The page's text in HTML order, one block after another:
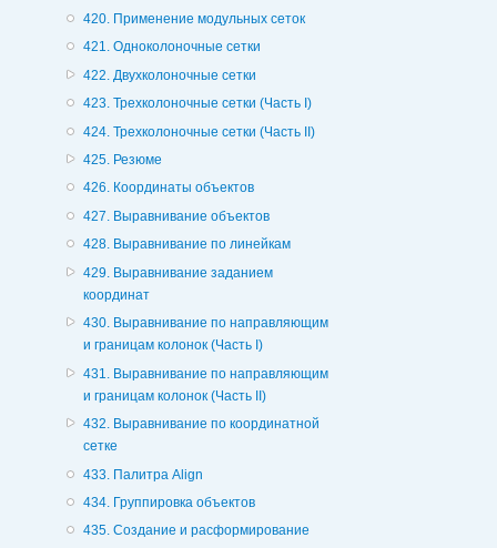
420. Применение модульных сеток
421. Одноколоночные сетки
422. Двухколоночные сетки
423. Трехколоночные сетки (Часть I)
424. Трехколоночные сетки (Часть II)
425. Резюме
426. Координаты объектов
427. Выравнивание объектов
428. Выравнивание по линейкам
429. Выравнивание заданием
координат
430. Выравнивание по направляющим
и границам колонок (Часть I)
431. Выравнивание по направляющим
и границам колонок (Часть II)
432. Выравнивание по координатной
сетке
433. Палитра Align
434. Группировка объектов
435. Создание и расформирование